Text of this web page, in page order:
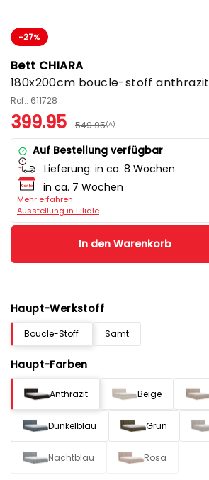
-27%
Bett CHIARA
180x200cm boucle-stoff anthrazit
Ref.: 611728
399.95 549.95(A)
Auf Bestellung verfügbar
Lieferung: in ca. 8 Wochen
in ca. 7 Wochen
Mehr erfahren
Ausstellung in Filiale
In den Warenkorb
Haupt-Werkstoff
Boucle-Stoff Samt
Haupt-Farben
Anthrazit Beige
Dunkelblau Grün
Nachtblau Rosa